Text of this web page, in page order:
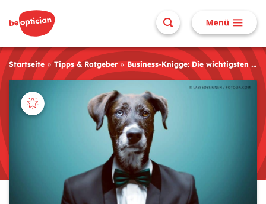
Startseite Tipps & Ratgeber Business-Knigge: Die wichtigsten Jobregeln